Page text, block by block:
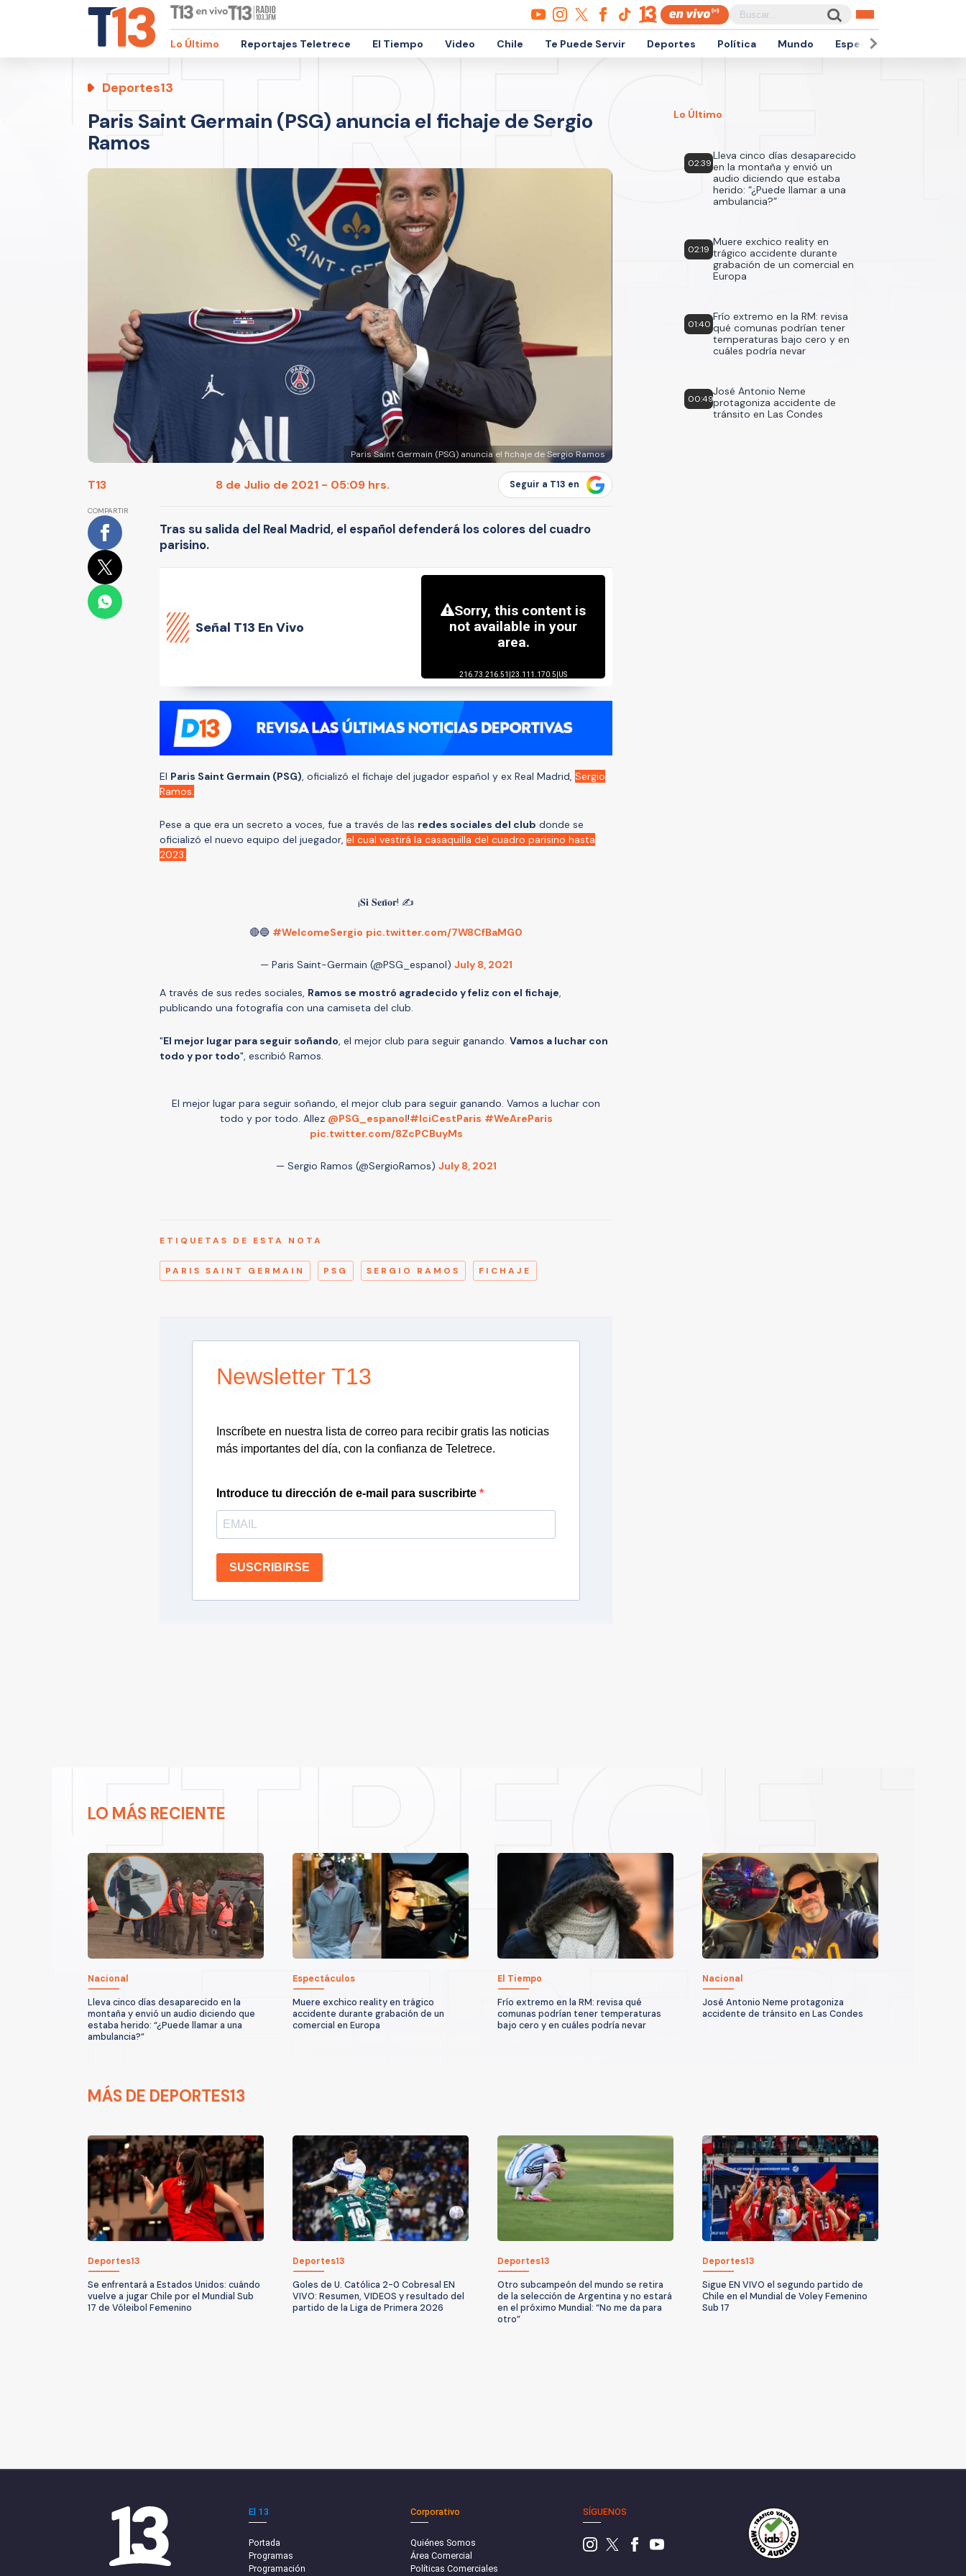
Lo Último Reportajes Teletrece El Tiempo Video Chile Te Puede Servir Deportes Política Mundo Espectáculos
Deportes13
Paris Saint Germain (PSG) anuncia el fichaje de Sergio
Ramos
Paris Saint Germain (PSG) anuncia el fichaje de Sergio Ramos
T13 8 de Julio de 2021 - 05:09 hrs. Seguir a T13 en
COMPARTIR
Tras su salida del Real Madrid, el español defenderá los colores del cuadro
parisino.
Señal T13 En Vivo
El Paris Saint Germain (PSG), oficializó el fichaje del jugador español y ex Real Madrid, Sergio
Ramos.
Pese a que era un secreto a voces, fue a través de las redes sociales del club donde se
oficializó el nuevo equipo del juegador, el cual vestirá la casaquilla del cuadro parisino hasta
2023.
¡𝐒𝐢 𝐒𝐞𝐧̃𝐨𝐫! ✍️
🔴🔵 #WelcomeSergio pic.twitter.com/7W8CfBaMG0
— Paris Saint-Germain (@PSG_espanol) July 8, 2021
A través de sus redes sociales, Ramos se mostró agradecido y feliz con el fichaje,
publicando una fotografía con una camiseta del club.
"El mejor lugar para seguir soñando, el mejor club para seguir ganando. Vamos a luchar con
todo y por todo", escribió Ramos.
El mejor lugar para seguir soñando, el mejor club para seguir ganando. Vamos a luchar con
todo y por todo. Allez @PSG_espanol!#IciCestParis #WeAreParis
pic.twitter.com/8ZcPCBuyMs
— Sergio Ramos (@SergioRamos) July 8, 2021
ETIQUETAS DE ESTA NOTA
PARIS SAINT GERMAIN PSG SERGIO RAMOS FICHAJE
Newsletter T13
Inscríbete en nuestra lista de correo para recibir gratis las noticias
más importantes del día, con la confianza de Teletrece.
Introduce tu dirección de e-mail para suscribirte
SUSCRIBIRSE
Lo Último
02:39
Lleva cinco días desaparecido
en la montaña y envió un
audio diciendo que estaba
herido: “¿Puede llamar a una
ambulancia?”
02:19
Muere exchico reality en
trágico accidente durante
grabación de un comercial en
Europa
01:40
Frío extremo en la RM: revisa
qué comunas podrían tener
temperaturas bajo cero y en
cuáles podría nevar
00:49
José Antonio Neme
protagoniza accidente de
tránsito en Las Condes
LO MÁS RECIENTE
Nacional
Lleva cinco días desaparecido en la
montaña y envió un audio diciendo que
estaba herido: “¿Puede llamar a una
ambulancia?”
Espectáculos
Muere exchico reality en trágico
accidente durante grabación de un
comercial en Europa
El Tiempo
Frío extremo en la RM: revisa qué
comunas podrían tener temperaturas
bajo cero y en cuáles podría nevar
Nacional
José Antonio Neme protagoniza
accidente de tránsito en Las Condes
MÁS DE DEPORTES13
Deportes13
Se enfrentará a Estados Unidos: cuándo
vuelve a jugar Chile por el Mundial Sub
17 de Vóleibol Femenino
Deportes13
Goles de U. Católica 2-0 Cobresal EN
VIVO: Resumen, VIDEOS y resultado del
partido de la Liga de Primera 2026
Deportes13
Otro subcampeón del mundo se retira
de la selección de Argentina y no estará
en el próximo Mundial: “No me da para
otro”
Deportes13
Sigue EN VIVO el segundo partido de
Chile en el Mundial de Voley Femenino
Sub 17
El 13
Portada
Programas
Programación
Corporativo
Quiénes Somos
Área Comercial
Políticas Comerciales
SÍGUENOS